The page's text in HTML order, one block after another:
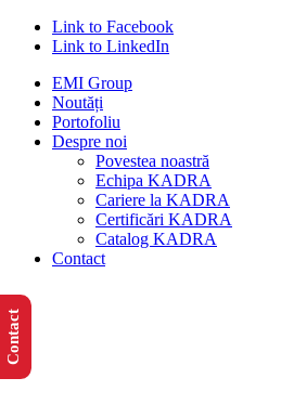
Link to Facebook
Link to LinkedIn
EMI Group
Noutăți
Portofoliu
Despre noi
Povestea noastră
Echipa KADRA
Cariere la KADRA
Certificări KADRA
Catalog KADRA
Contact
Contact